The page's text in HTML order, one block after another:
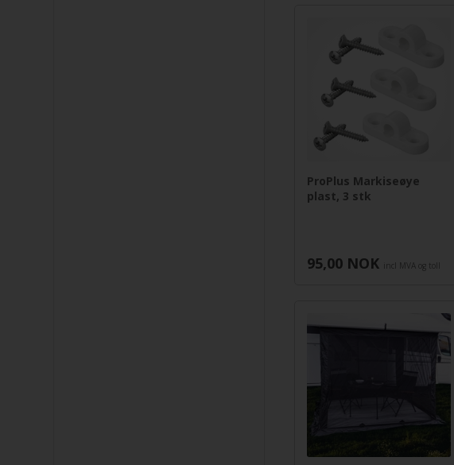
ProPlus Markiseøye
plast, 3 stk
95,00 NOK incl MVA og toll